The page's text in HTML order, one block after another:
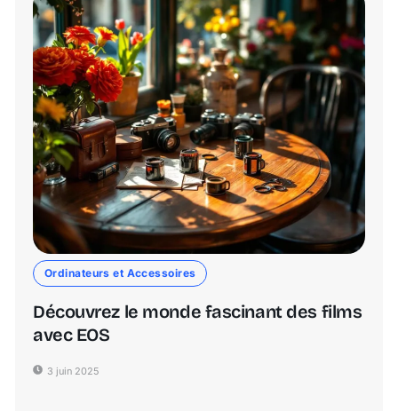
Ordinateurs et Accessoires
Découvrez le monde fascinant des films
avec EOS
3 juin 2025